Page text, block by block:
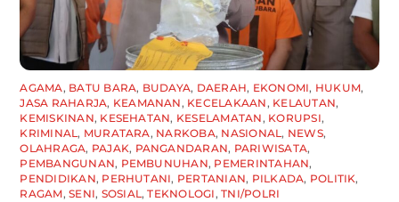
AGAMA, BATU BARA, BUDAYA, DAERAH, EKONOMI, HUKUM,
JASA RAHARJA, KEAMANAN, KECELAKAAN, KELAUTAN,
KEMISKINAN, KESEHATAN, KESELAMATAN, KORUPSI,
KRIMINAL, MURATARA, NARKOBA, NASIONAL, NEWS,
OLAHRAGA, PAJAK, PANGANDARAN, PARIWISATA,
PEMBANGUNAN, PEMBUNUHAN, PEMERINTAHAN,
PENDIDIKAN, PERHUTANI, PERTANIAN, PILKADA, POLITIK,
RAGAM,SENI, SOSIAL,TEKNOLOGI,TNI/POLRI